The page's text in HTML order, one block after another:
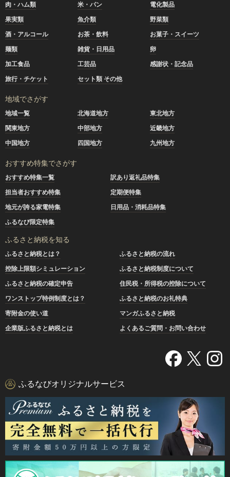
肉・ハム類 米・パン
電化製品
果実類
魚介類
野菜類
酒・アルコール
お茶・飲料
お菓子・スイーツ
麺類
雑貨・日用品
卵
加工食品
工芸品
感謝状・記念品
旅行・チケット
セット類 その他
地域でさがす
地域一覧 北海道地方
東北地方
関東地方
中部地方
近畿地方
中国地方
四国地方 九州地方
おすすめ特集でさがす
おすすめ特集一覧
訳あり返礼品特集
担当者おすすめ特集
定期便特集
地元が誇る家電特集
日用品・消耗品特集
ふるなび限定特集
ふるさと納税を知る
ふるさと納税とは？
ふるさと納税の流れ
控除上限額シミュレーション
ふるさと納税制度について
ふるさと納税の確定申告
住民税・所得税の控除について
ワンストップ特例制度とは？
ふるさと納税のお礼特典
寄附金の使い道
マンガふるさと納税
企業版ふるさと納税とは
よくあるご質問・お問い合わせ
ふるなびオリジナルサービス